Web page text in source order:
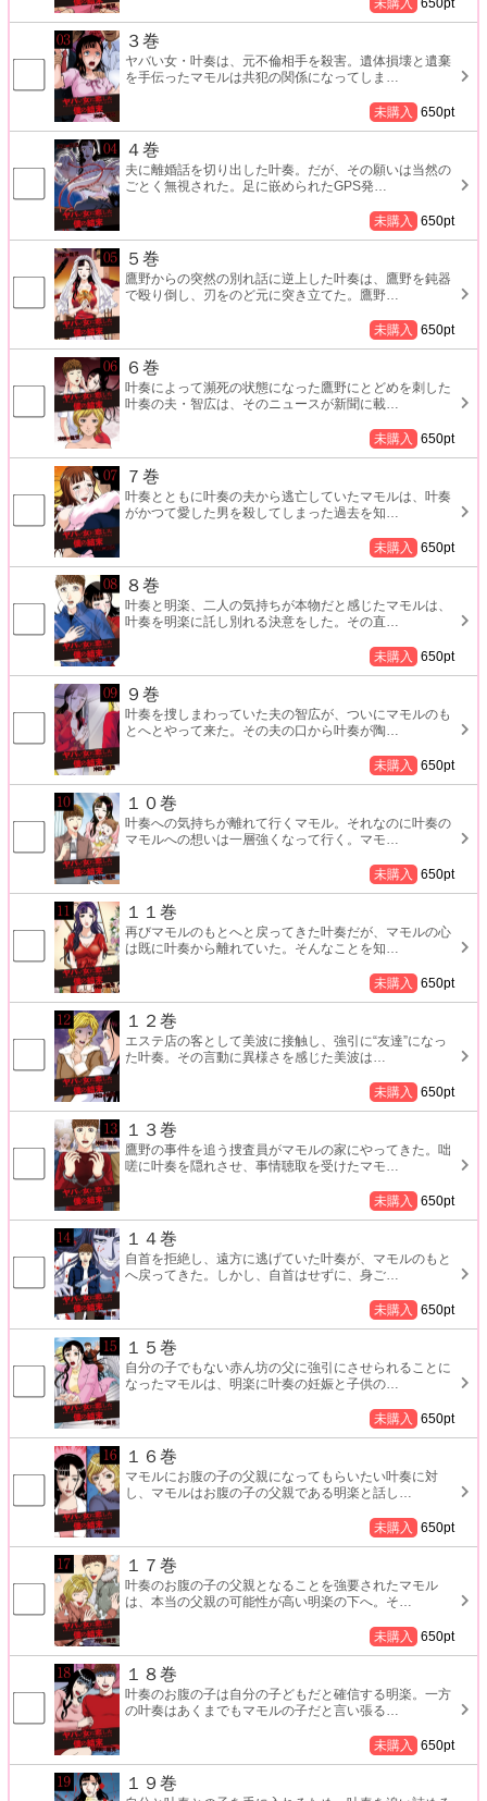
３巻
ヤバい女・叶奏は、元不倫相手を殺害。遺体損壊と遺棄
を手伝ったマモルは共犯の関係になってしま
未購入 650pt
４巻
夫に離婚話を切り出した叶奏。だが、その願いは当然の
ごとく無視された。足に嵌められたGPS発
未購入 650pt
５巻
鷹野からの突然の別れ話に逆上した叶奏は、鷹野を鈍器
で殴り倒し、刃をのど元に突き立てた。鷹野
未購入 650pt
６巻
叶奏によって瀕死の状態になった鷹野にとどめを刺した
叶奏の夫・智広は、そのニュースが新聞に載
未購入 650pt
７巻
叶奏とともに叶奏の夫から逃亡していたマモルは、叶奏
がかつて愛した男を殺してしまった過去を知
未購入 650pt
８巻
叶奏と明楽、二人の気持ちが本物だと感じたマモルは、
叶奏を明楽に託し別れる決意をした。その直
未購入 650pt
９巻
叶奏を捜しまわっていた夫の智広が、ついにマモルのも
とへとやって来た。その夫の口から叶奏が陶
未購入 650pt
１０巻
叶奏への気持ちが離れて行くマモル。それなのに叶奏の
マモルへの想いは一層強くなって行く。マモ
未購入 650pt
１１巻
再びマモルのもとへと戻ってきた叶奏だが、マモルの心
は既に叶奏から離れていた。そんなことを知
未購入 650pt
１２巻
エステ店の客として美波に接触し、強引に“友達”になっ
た叶奏。その言動に異様さを感じた美波は
未購入 650pt
１３巻
鷹野の事件を追う捜査員がマモルの家にやってきた。咄
嗟に叶奏を隠れさせ、事情聴取を受けたマモ
未購入 650pt
１４巻
自首を拒絶し、遠方に逃げていた叶奏が、マモルのもと
へ戻ってきた。しかし、自首はせずに、身ご
未購入 650pt
１５巻
自分の子でもない赤ん坊の父に強引にさせられることに
なったマモルは、明楽に叶奏の妊娠と子供の
未購入 650pt
１６巻
マモルにお腹の子の父親になってもらいたい叶奏に対
し、マモルはお腹の子の父親である明楽と話し
未購入 650pt
１７巻
叶奏のお腹の子の父親となることを強要されたマモル
は、本当の父親の可能性が高い明楽の下へ。そ
未購入 650pt
１８巻
叶奏のお腹の子は自分の子どもだと確信する明楽。一方
の叶奏はあくまでもマモルの子だと言い張る
未購入 650pt
１９巻